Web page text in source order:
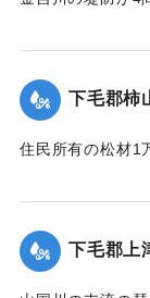
｜固有コード:
下毛郡柿
住民所有の松材1
｜固有コード:
下毛郡上